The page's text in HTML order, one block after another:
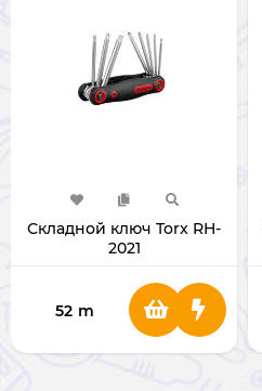
Складной ключ Torx RH-
2021
52 m